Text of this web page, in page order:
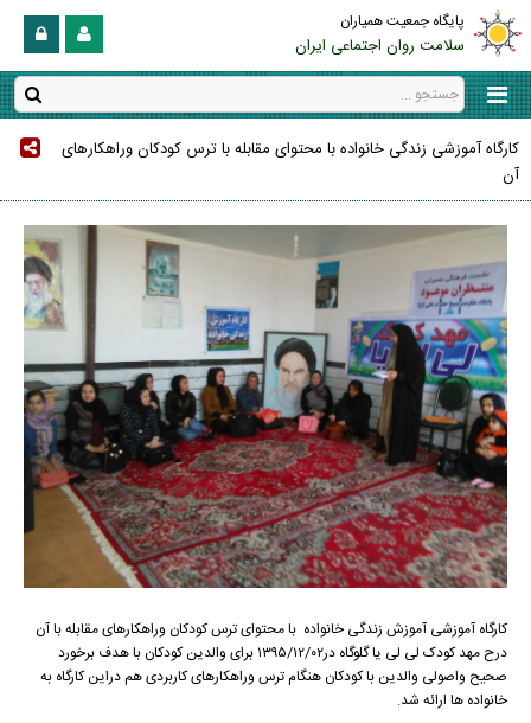
پایگاه جمعیت همیاران
سلامت روان اجتماعی ایران
کارگاه آموزشی زندگی خانواده با محتوای مقابله با ترس کودکان وراهکارهای
آن
کارگاه آموزشی آموزش زندگی خانواده با محتوای ترس کودکان وراهکارهای مقابله با آن
درح مهد کودک لی لی یا گلوگاه در۱۳۹۵/۱۲/۰۲ برای والدین کودکان با هدف برخورد
صحیح واصولی والدین با کودکان هنگام ترس وراهکارهای کاربردی هم دراین کارگاه به
خانواده ها ارائه شد.